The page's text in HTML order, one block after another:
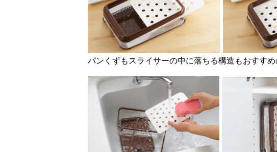
パンくずもスライサーの中に落ちる構造もおすすめ